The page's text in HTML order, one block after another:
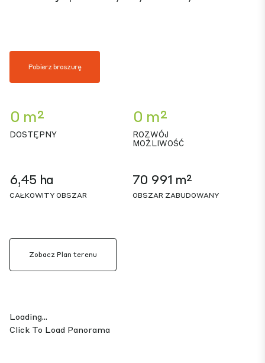
Pobierz broszurę
0 m²
DOSTĘPNY
0 m²
ROZWÓJ
MOŻLIWOŚĆ
6,45 ha
CAŁKOWITY OBSZAR
70 991 m²
OBSZAR ZABUDOWANY
Zobacz Plan terenu
Loading...
Click To Load Panorama